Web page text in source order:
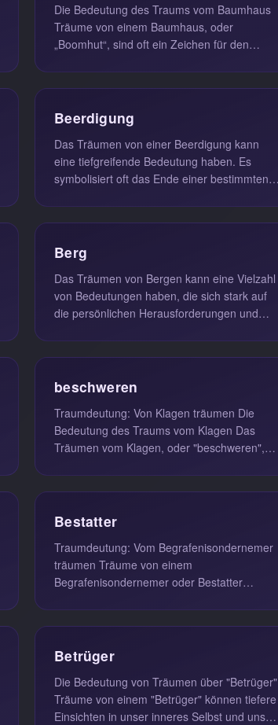
Die Bedeutung des Traums vom Baumhaus
Träume von einem Baumhaus, oder
„Boomhut“, sind oft ein Zeichen für den
Beerdigung
Das Träumen von einer Beerdigung kann
eine tiefgreifende Bedeutung haben. Es
symbolisiert oft das Ende einer bestimmten
Berg
Das Träumen von Bergen kann eine Vielzahl
von Bedeutungen haben, die sich stark auf
die persönlichen Herausforderungen und
beschweren
Traumdeutung: Von Klagen träumen Die
Bedeutung des Traums vom Klagen Das
Träumen vom Klagen, oder "beschweren",
Bestatter
Traumdeutung: Vom Begrafenisondernemer
träumen Träume von einem
Begrafenisondernemer oder Bestatter
Betrüger
Die Bedeutung von Träumen über "Betrüger"
Träume von einem "Betrüger" können tiefere
Einsichten in unser inneres Selbst und unsere